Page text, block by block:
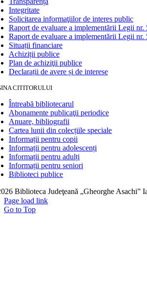
Integritate
Solicitarea informaţiilor de interes public
Raport de evaluare a implementării Legii
Raport de evaluare a implementării Legii
Situații financiare
Achiziții publice
Plan de achiziţii publice
Declarații de avere și de interese
CITITORULUI
Întreabă bibliotecarul
Abonamente publicaţii periodice
Anuare, bibliografii
Cartea lunii din colecțiile speciale
Informații pentru copii
Informații pentru adolescenți
Informații pentru adulți
Informații pentru seniori
Biblioteci publice
Biblioteca Judeţeană „Gheorghe Asachi”
Page load link
Go to Top